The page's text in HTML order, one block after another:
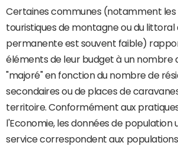
Certaines communes (notamment les
touristiques de montagne ou du
permanente est souvent faible)
éléments de leur budget à un nombre
"majoré" en fonction du nombre de
secondaires ou de places de
territoire. Conformément aux
l'Economie, les données de population
service correspondent aux